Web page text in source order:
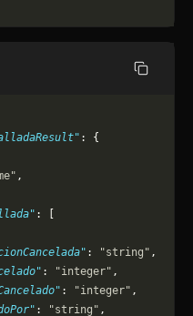
Copiar
: {
,
: [
: "string" ,
: "integer" ,
: "integer" ,
: "string" ,